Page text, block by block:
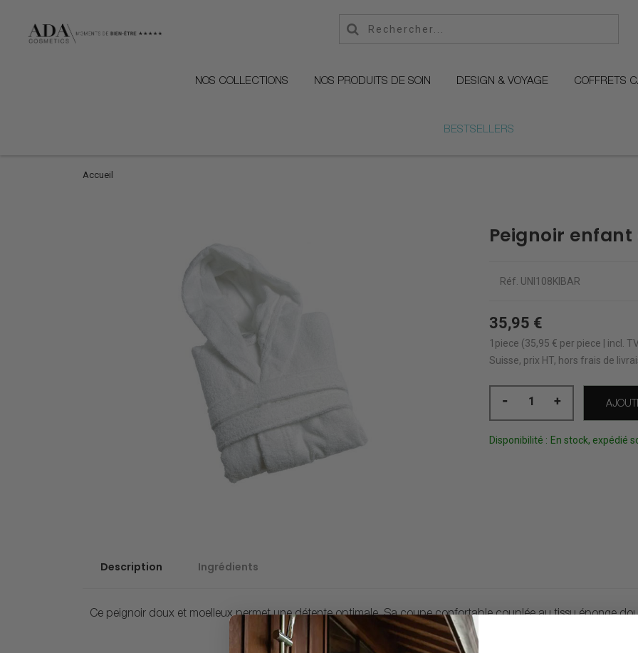
NOS COLLECTIONS NOS PRODUITS DE SOIN DESIGN & VOYAGE COFFRETS
BESTSELLERS
Accueil
Peignoir
Réf. UNI108KIBAR
35,95 €
1piece (35,95 € per piece | incl.
Suisse, prix HT, hors frais de
- +
Disponibilité : En stock, expédié
Description Ingrédients
Ce peignoir doux et moelleux permet une détente optimale. Sa coupe confortable couplée au tissu éponge